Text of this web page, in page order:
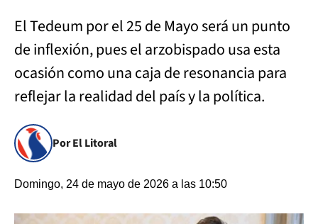
El Tedeum por el 25 de Mayo será un punto
de inflexión, pues el arzobispado usa esta
ocasión como una caja de resonancia para
reflejar la realidad del país y la política.
Por El Litoral
Domingo, 24 de mayo de 2026 a las 10:50